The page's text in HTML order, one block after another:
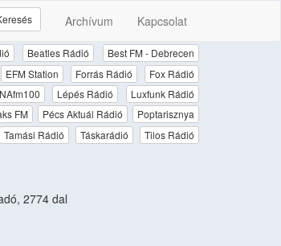
Archívum Kapcsolat
Beatles Rádió
Best FM - Debrecen
EFM Station Forrás Rádió
Fox Rádió
Lépés Rádió
Luxfunk Rádió
FM Pécs Aktuál Rádió
Poptarisznya
Tamási Rádió Táskarádió
Tilos Rádió
2774 dal